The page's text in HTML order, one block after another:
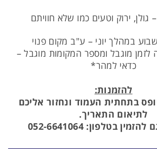
– גולן, ירוק וטעים כמו שלא חוויתם
במהלך יוני – ע"ב מקום פנוי
מוגבל ומספר המקומות מוגבל –
כדאי למהר*
להזמנות:
בתחתית העמוד ונחזור אליכם
לתיאום התאריך.
בטלפון: 052-6641064